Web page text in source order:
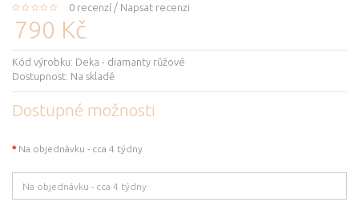
0 recenzí/ Napsat recenzi
790 Kč
Kód výrobku: Deka - diamanty růžové
Dostupnost: Na skladě
Dostupné možnosti
Na objednávku - cca 4 týdny